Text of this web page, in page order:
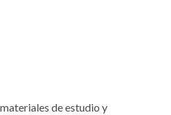
de estudio y